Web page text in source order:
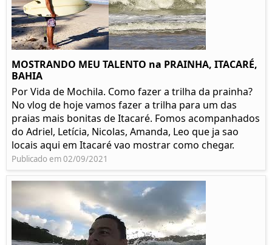
MOSTRANDO MEU TALENTO na PRAINHA, ITACARÉ,
BAHIA
Por Vida de Mochila. Como fazer a trilha da prainha?
No vlog de hoje vamos fazer a trilha para um das
praias mais bonitas de Itacaré. Fomos acompanhados
do Adriel, Letícia, Nicolas, Amanda, Leo que ja sao
locais aqui em Itacaré vao mostrar como chegar.
Publicado em 02/09/2021